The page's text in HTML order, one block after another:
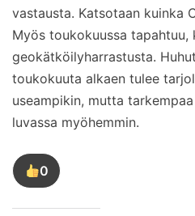
vastausta. Katsotaan kuinka
Myös toukokuussa
geokätköilyharrastusta.
toukokuuta alkaen tulee
useampikin, mutta
luvassa myöhemmin.
0
Tykkää
tästä